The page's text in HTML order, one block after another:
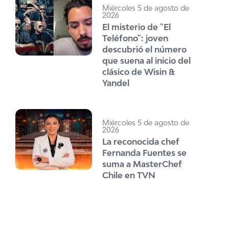
Miércoles 5 de agosto de
2026
El misterio de "El
Teléfono": joven
descubrió el número
que suena al inicio del
clásico de Wisin &
Yandel
Miércoles 5 de agosto de
2026
La reconocida chef
Fernanda Fuentes se
suma a MasterChef
Chile en TVN